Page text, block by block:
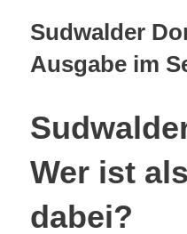
Sudwalder
Ausgabe im
Wer ist
dabei?